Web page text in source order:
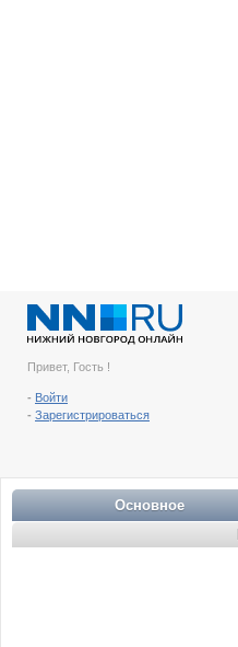
Привет, Гость !
- Войти
- Зарегистрироваться
Основное